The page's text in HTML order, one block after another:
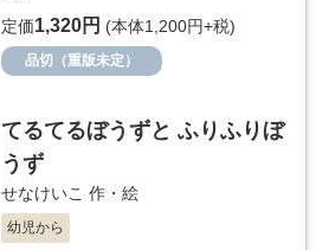
定価1,320円 (本体1,200円+税)
品切（重版未定）
てるてるぼうずと ふりふりぼ
うず
せなけいこ 作・絵
幼児から